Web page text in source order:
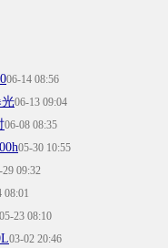
06-14 08:56
06-13 09:04
06-08 08:35
05-30 10:55
29 09:32
08:01
05-23 08:10
03-02 20:46